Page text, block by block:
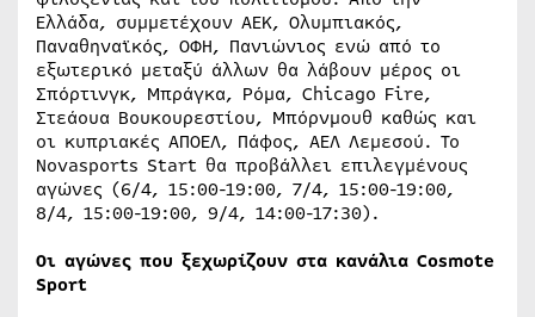
Ελλάδα, συμμετέχουν ΑΕΚ, Ολυμπιακός,
Παναθηναϊκός, ΟΦΗ, Πανιώνιος ενώ από το
εξωτερικό μεταξύ άλλων θα λάβουν μέρος οι
Σπόρτινγκ, Μπράγκα, Ρόμα, Chicago Fire,
Στεάουα Βουκουρεστίου, Μπόρνμουθ καθώς και
οι κυπριακές ΑΠΟΕΛ, Πάφος, ΑΕΛ Λεμεσού. Το
Novasports Start θα προβάλλει επιλεγμένους
αγώνες (6/4, 15:00-19:00, 7/4, 15:00-19:00,
8/4, 15:00-19:00, 9/4, 14:00-17:30).
Οι αγώνες που ξεχωρίζουν στα κανάλια Cosmote
Sport